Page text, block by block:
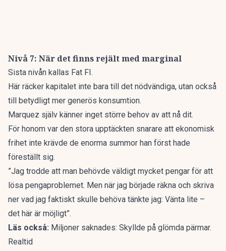
Nivå 7: När det finns rejält med marginal
Sista nivån kallas Fat FI.
Här räcker kapitalet inte bara till det nödvändiga, utan också
till betydligt mer generös konsumtion.
Marquez själv känner inget större behov av att nå dit.
För honom var den stora upptäckten snarare att ekonomisk
frihet inte krävde de enorma summor han först hade
föreställt sig.
”Jag trodde att man behövde väldigt mycket pengar för att
lösa pengaproblemet. Men när jag började räkna och skriva
ner vad jag faktiskt skulle behöva tänkte jag: Vänta lite –
det här är möjligt”.
Läs också: Miljoner saknades: Skyllde på glömda pärmar.
Realtid